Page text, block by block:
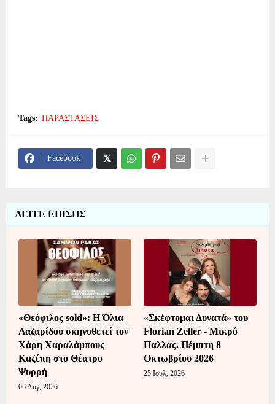
Tags: ΠΑΡΑΣΤΑΣΕΙΣ
Facebook
ΔΕΙΤΕ ΕΠΙΣΗΣ
«Θεόφιλος sold»: Η Όλια
Λαζαρίδου σκηνοθετεί τον
Χάρη Χαραλάμπους
Καζέπη στο Θέατρο
Ψυρρή
06 Αυγ, 2026
«Σκέφτομαι Δυνατά» του
Florian Zeller - Μικρό
Παλλάς. Πέμπτη 8
Οκτωβρίου 2026
25 Ιουλ, 2026